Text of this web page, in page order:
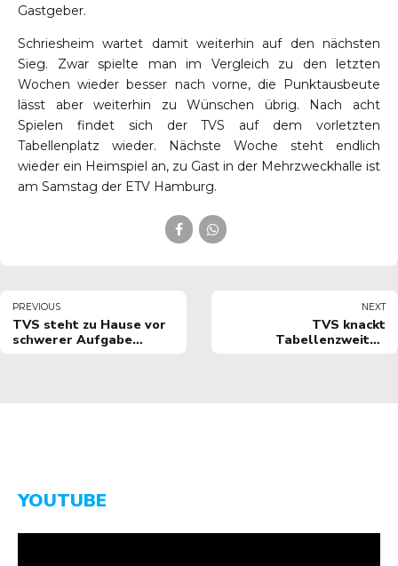
Gastgeber.
Schriesheim wartet damit weiterhin auf den nächsten
Sieg. Zwar spielte man im Vergleich zu den letzten
Wochen wieder besser nach vorne, die Punktausbeute
lässt aber weiterhin zu Wünschen übrig. Nach acht
Spielen findet sich der TVS auf dem vorletzten
Tabellenplatz wieder. Nächste Woche steht endlich
wieder ein Heimspiel an, zu Gast in der Mehrzweckhalle ist
am Samstag der ETV Hamburg.
PREVIOUS
TVS steht zu Hause vor
schwerer Aufgabe
NEXT
TVS knackt
Tabellenzweiten
YOUTUBE